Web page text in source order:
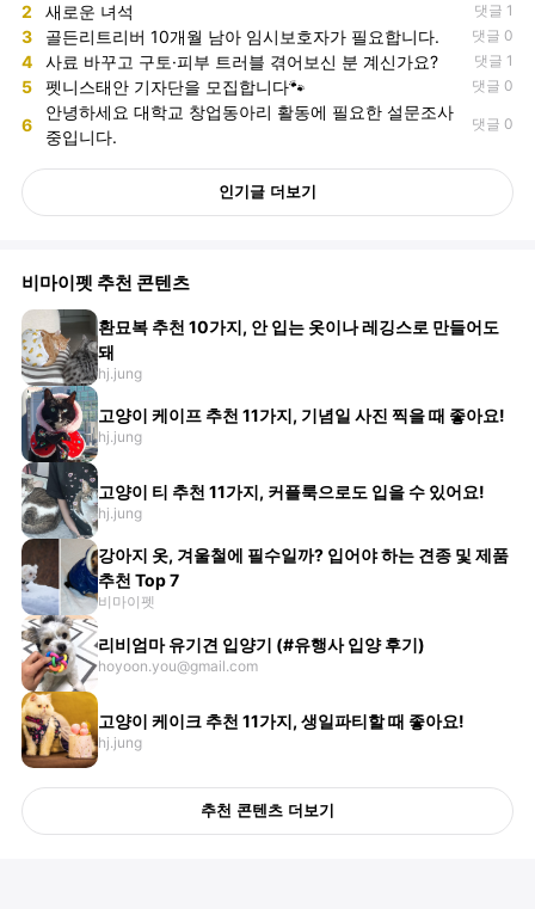
2 새로운 녀석 댓글 1
3 골든리트리버 10개월 남아 임시보호자가 필요합니다. 댓글 0
4 사료 바꾸고 구토·피부 트러블 겪어보신 분 계신가요? 댓글 1
5 펫니스태안 기자단을 모집합니다🐾 댓글 0
6
안녕하세요 대학교 창업동아리 활동에 필요한 설문조사
중입니다.
댓글 0
인기글 더보기
비마이펫 추천 콘텐츠
환묘복 추천 10가지, 안 입는 옷이나 레깅스로 만들어도
돼
hj.jung
고양이 케이프 추천 11가지, 기념일 사진 찍을 때 좋아요!
hj.jung
고양이 티 추천 11가지, 커플룩으로도 입을 수 있어요!
hj.jung
강아지 옷, 겨울철에 필수일까? 입어야 하는 견종 및 제품
추천 Top 7
비마이펫
리비엄마 유기견 입양기 (#유행사 입양 후기)
hoyoon.you@gmail.com
고양이 케이크 추천 11가지, 생일파티할 때 좋아요!
hj.jung
추천 콘텐츠 더보기